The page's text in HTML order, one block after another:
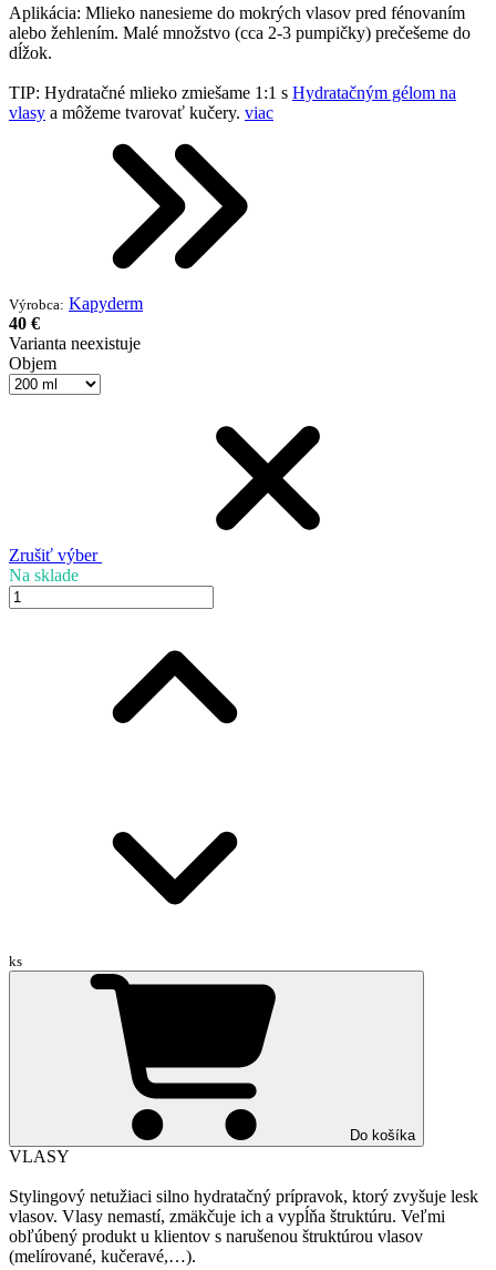
Aplikácia: Mlieko nanesieme do mokrých vlasov pred fénovaním
alebo žehlením. Malé množstvo (cca 2-3 pumpičky) prečešeme do
dĺžok.
TIP: Hydratačné mlieko zmiešame 1:1 s Hydratačným gélom na
vlasy a môžeme tvarovať kučery. viac
Výrobca: Kapyderm
40 €
Varianta neexistuje
Objem
Zrušiť výber
Na sklade
ks
Do košíka
VLASY
Stylingový netužiaci silno hydratačný prípravok, ktorý zvyšuje lesk
vlasov. Vlasy nemastí, zmäkčuje ich a vypĺňa štruktúru. Veľmi
obľúbený produkt u klientov s narušenou štruktúrou vlasov
(melírované, kučeravé,…).